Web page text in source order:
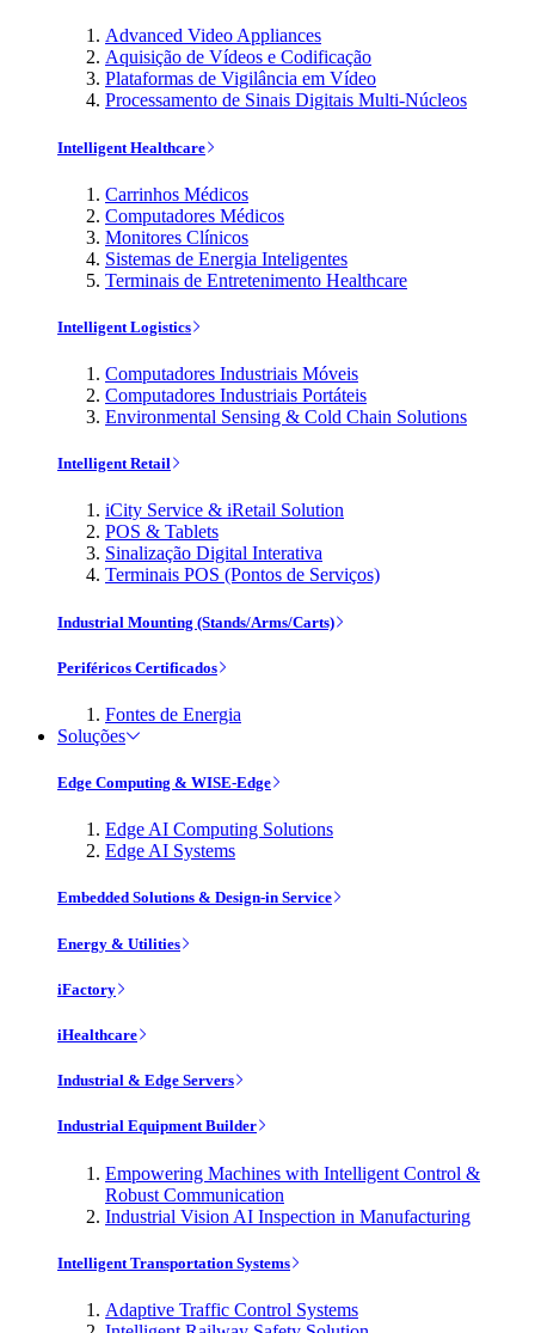
Advanced Video Appliances
Aquisição de Vídeos e Codificação
Plataformas de Vigilância em Vídeo
Processamento de Sinais Digitais Multi-Núcleos
Intelligent Healthcare
Carrinhos Médicos
Computadores Médicos
Monitores Clínicos
Sistemas de Energia Inteligentes
Terminais de Entretenimento Healthcare
Intelligent Logistics
Computadores Industriais Móveis
Computadores Industriais Portáteis
Environmental Sensing & Cold Chain Solutions
Intelligent Retail
iCity Service & iRetail Solution
POS & Tablets
Sinalização Digital Interativa
Terminais POS (Pontos de Serviços)
Industrial Mounting (Stands/Arms/Carts)
Periféricos Certificados
Fontes de Energia
Soluções
Edge Computing & WISE-Edge
Edge AI Computing Solutions
Edge AI Systems
Embedded Solutions & Design-in Service
Energy & Utilities
iFactory
iHealthcare
Industrial & Edge Servers
Industrial Equipment Builder
Empowering Machines with Intelligent Control &
Robust Communication
Industrial Vision AI Inspection in Manufacturing
Intelligent Transportation Systems
Adaptive Traffic Control Systems